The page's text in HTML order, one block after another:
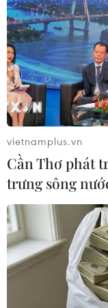
cường hợp tác,
Đại sứ Đan
thêm, Đan
của Việt Nam.
vietnamplus.vn
Cần Thơ phát
trưng sông